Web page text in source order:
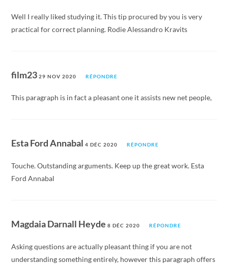
Well I really liked studying it. This tip procured by you is very
practical for correct planning. Rodie Alessandro Kravits
film2329 NOV 2020 RÉPONDRE
This paragraph is in fact a pleasant one it assists new net people,
Esta Ford Annabal4 DÉC 2020 RÉPONDRE
Touche. Outstanding arguments. Keep up the great work. Esta
Ford Annabal
Magdaia Darnall Heyde8 DÉC 2020 RÉPONDRE
Asking questions are actually pleasant thing if you are not
understanding something entirely, however this paragraph offers